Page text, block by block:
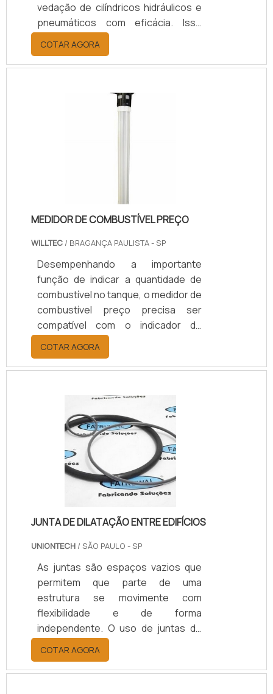
vedação de cilíndricos hidráulicos e
pneumáticos com eficácia. Isso
acontece por conta de um formato
que facilita a vedação, além de
promover a fixação exata nos
podem ser fabricadas em materiais
variados, como: Poliuretano;
COTAR AGORA
MEDIDOR DE COMBUSTÍVEL PREÇO
WILLTEC / BRAGANÇA PAULISTA - SP
Desempenhando a importante
função de indicar a quantidade de
combustível no tanque, o medidor de
combustível preço precisa ser
compatível com o indicador do
veículo. Por isso, é importante se
certificar de que sua resistência
seja compatível antes de adquiri-lo
combustível atenderá a
necessidade do
usuário.Informações pertinentes a
respeito do produtoPor conta disso,
é muito importante consultar o
catálogo do fabricante ou procurar
um profissional habilitado ao .
COTAR AGORA
JUNTA DE DILATAÇÃO ENTRE EDIFÍCIOS
UNIONTECH / SÃO PAULO - SP
As juntas são espaços vazios que
permitem que parte de uma
estrutura se movimente com
flexibilidade e de forma
independente. O uso de juntas de
dilatação entre edifícios garante que
a movimentação não altere as
características da estrutura.A
COTAR AGORA